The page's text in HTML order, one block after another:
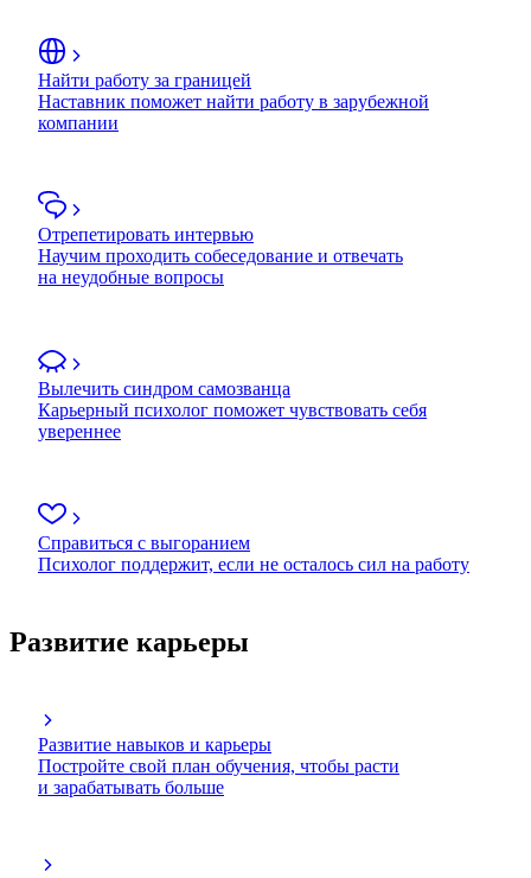
Найти работу за границей
Наставник поможет найти работу в зарубежной
компании
Отрепетировать интервью
Научим проходить собеседование и отвечать
на неудобные вопросы
Вылечить синдром самозванца
Карьерный психолог поможет чувствовать себя
увереннее
Справиться с выгоранием
Психолог поддержит, если не осталось сил на работу
Развитие карьеры
Развитие навыков и карьеры
Постройте свой план обучения, чтобы расти
и зарабатывать больше